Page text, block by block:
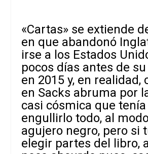
«Cartas» se extiende
en que abandonó
irse a los Estados
pocos días antes de
en 2015 y, en realidad,
en Sacks abruma por
casi cósmica que tenía
engullirlo todo, al
agujero negro, pero si
elegir partes del libro,